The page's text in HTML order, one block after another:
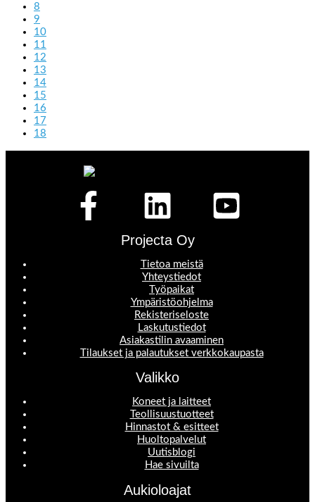
8
9
10
11
12
13
14
15
16
17
18
Projecta Oy
Tietoa meistä
Yhteystiedot
Työpaikat
Ympäristöohjelma
Rekisteriseloste
Laskutustiedot
Asiakastilin avaaminen
Tilaukset ja palautukset verkkokaupasta
Valikko
Koneet ja laitteet
Teollisuustuotteet
Hinnastot & esitteet
Huoltopalvelut
Uutisblogi
Hae sivuilta
Aukioloajat